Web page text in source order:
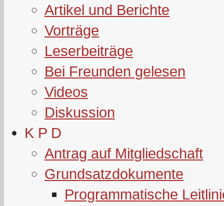
Artikel und Berichte
Vorträge
Leserbeiträge
Bei Freunden gelesen
Videos
Diskussion
K P D
Antrag auf Mitgliedschaft
Grundsatzdokumente
Programmatische